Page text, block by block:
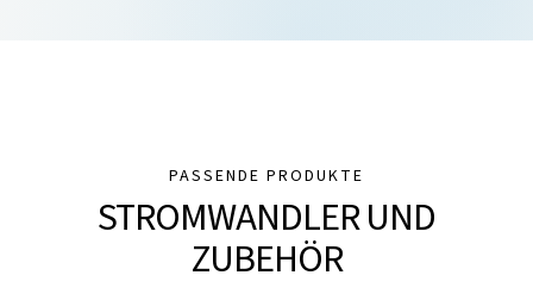
PASSENDE PRODUKTE
STROMWANDLER UND
ZUBEHÖR